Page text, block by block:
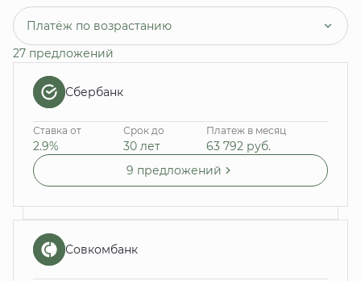
Платёж по возрастанию
27 предложений
Сбербанк
Ставка от
2.9%
Срок до
30 лет
Платеж в месяц
63 792 руб.
9 предложений
Совкомбанк